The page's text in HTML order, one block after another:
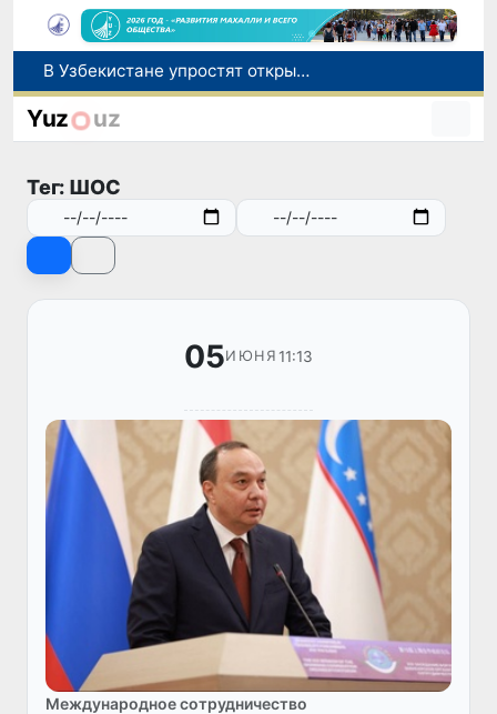
В Узбекистане упростят открытие бизнеса и расширят возможности выбора фамилии для ребенка
В Узбекистане усиливаются меры социальной защиты населения
В Сурхандарье пресечена деятельность подпольной группы, планировавшей теракты и выезд в Сирию
Yuz uz
Тег: ШОС
05ИЮНЯ 11:13
Международное сотрудничество